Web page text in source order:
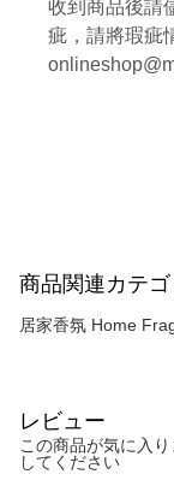
收到商品後請
疵，請將瑕疵
商品関連カテゴ
居家香氛 Home
レビュー
この商品が気に入
してください